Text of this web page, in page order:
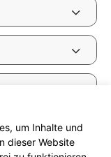
um Inhalte und
dieser Website